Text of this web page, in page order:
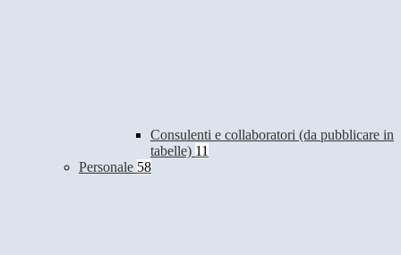
Consulenti e collaboratori (da pubblicare in
tabelle) 11
Personale 58